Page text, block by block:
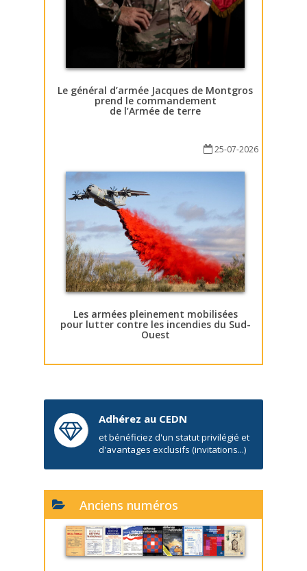
Le général d’armée Jacques de Montgros
prend le commandement
de l’Armée de terre
25-07-2026
Les armées pleinement mobilisées
pour lutter contre les incendies du Sud-
Ouest
Adhérez au CEDN
et bénéficiez d'un statut privilégié et
d'avantages exclusifs (invitations...)
Anciens numéros